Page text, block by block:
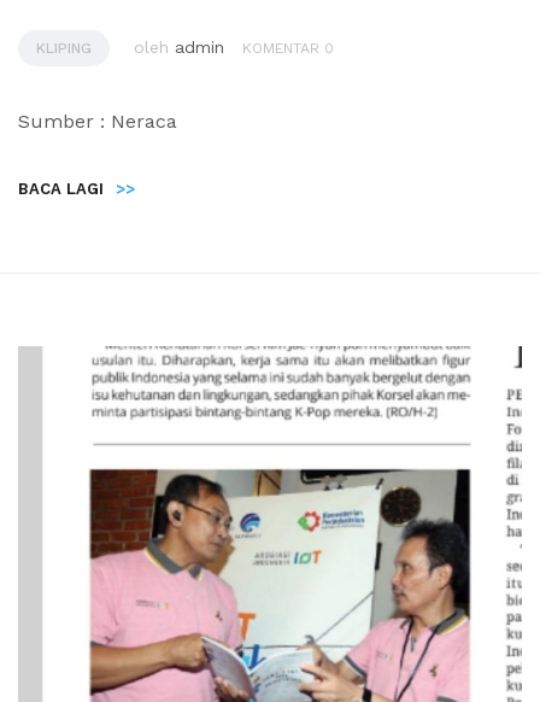
KLIPING oleh admin KOMENTAR 0
Sumber : Neraca
BACA LAGI >>